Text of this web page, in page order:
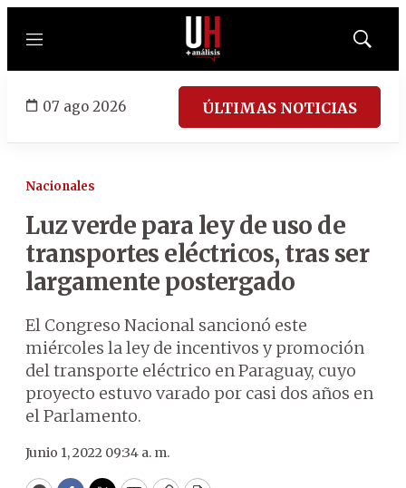
Menú
Mostrar
07 ago 2026 ÚLTIMAS NOTICIAS
Nacionales
Luz verde para ley de uso de
transportes eléctricos, tras ser
largamente postergado
El Congreso Nacional sancionó este
miércoles la ley de incentivos y promoción
del transporte eléctrico en Paraguay, cuyo
proyecto estuvo varado por casi dos años en
el Parlamento.
Junio 1, 2022 09:34 a. m.